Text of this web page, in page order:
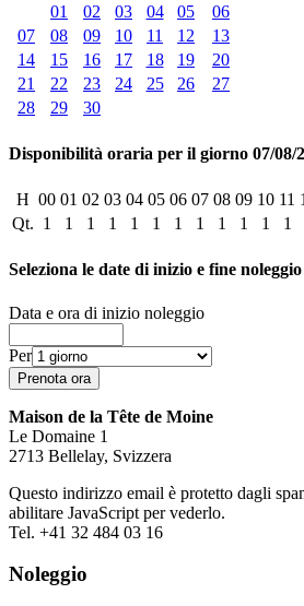
01
02 03 04 05
06
07
08 09 10 11 12
13
14
15 16 17 18 19
20
21
22 23 24 25 26
27
28
29 30
Disponibilità oraria per il giorno 07/08/
H 00 01 02 03 04 05 06 07 08 09 10 11
Qt. 1 1 1 1 1 1 1 1 1 1 1 1
Seleziona le date di inizio e fine noleggio
Data e ora di inizio noleggio
Per
Maison de la Tête de Moine
Le Domaine 1
2713 Bellelay, Svizzera
Questo indirizzo email è protetto dagli
abilitare JavaScript per vederlo.
Tel. +41 32 484 03 16
Noleggio